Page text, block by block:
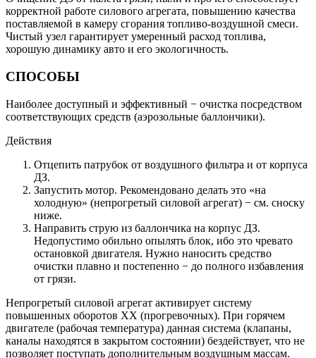
корректной работе силового агрегата, повышению качества
поставляемой в камеру сгорания топливо-воздушной смеси.
Чистый узел гарантирует умеренный расход топлива,
хорошую динамику авто и его экологичность.
СПОСОБЫ
Наиболее доступный и эффективный − очистка посредством
соответствующих средств (аэрозольные баллончики).
Действия
Отцепить патрубок от воздушного фильтра и от корпуса
ДЗ.
Запустить мотор. Рекомендовано делать это «на
холодную» (непрогретый силовой агрегат) − см. сноску
ниже.
Направить струю из баллончика на корпус ДЗ.
Недопустимо обильно опылять блок, ибо это чревато
остановкой двигателя. Нужно наносить средство
очистки плавно и постепенно − до полного избавления
от грязи.
Непрогретый силовой агрегат активирует систему
повышенных оборотов ХХ (прогревочных). При горячем
двигателе (рабочая температура) данная система (клапаны,
каналы находятся в закрытом состоянии) бездействует, что не
позволяет поступать дополнительным воздушным массам.